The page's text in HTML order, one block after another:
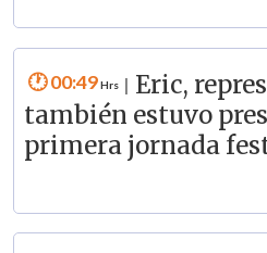
00:49
Eric,
también estuvo
primera jornada